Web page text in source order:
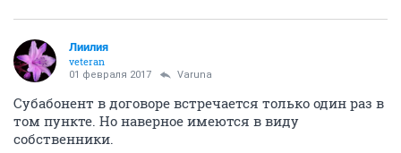
Лиилия
veteran
01 февраля 2017 Varuna
Субабонент в договоре встречается только один раз в
том пункте. Но наверное имеются в виду
собственники.